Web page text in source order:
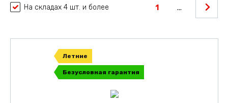
На складах 4 шт. и более 1 ...
Летние
Безусловная гарантия